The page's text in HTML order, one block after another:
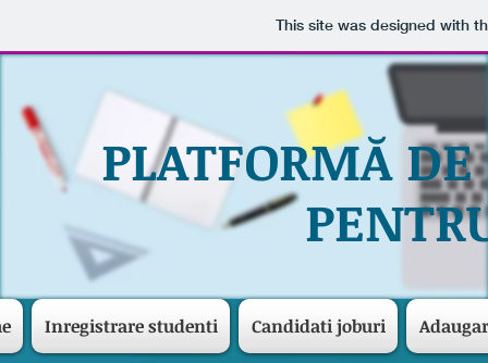
This site was designed with
PLATFORMĂ
Inregistrare studenti Candidati joburi